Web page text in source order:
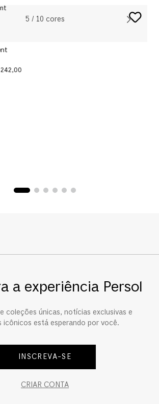
5 / 10 cores
242,00
a experiência Persol
coleções únicas, notícias exclusivas e
icônicos está esperando por você.
INSCREVA-SE
CRIAR CONTA